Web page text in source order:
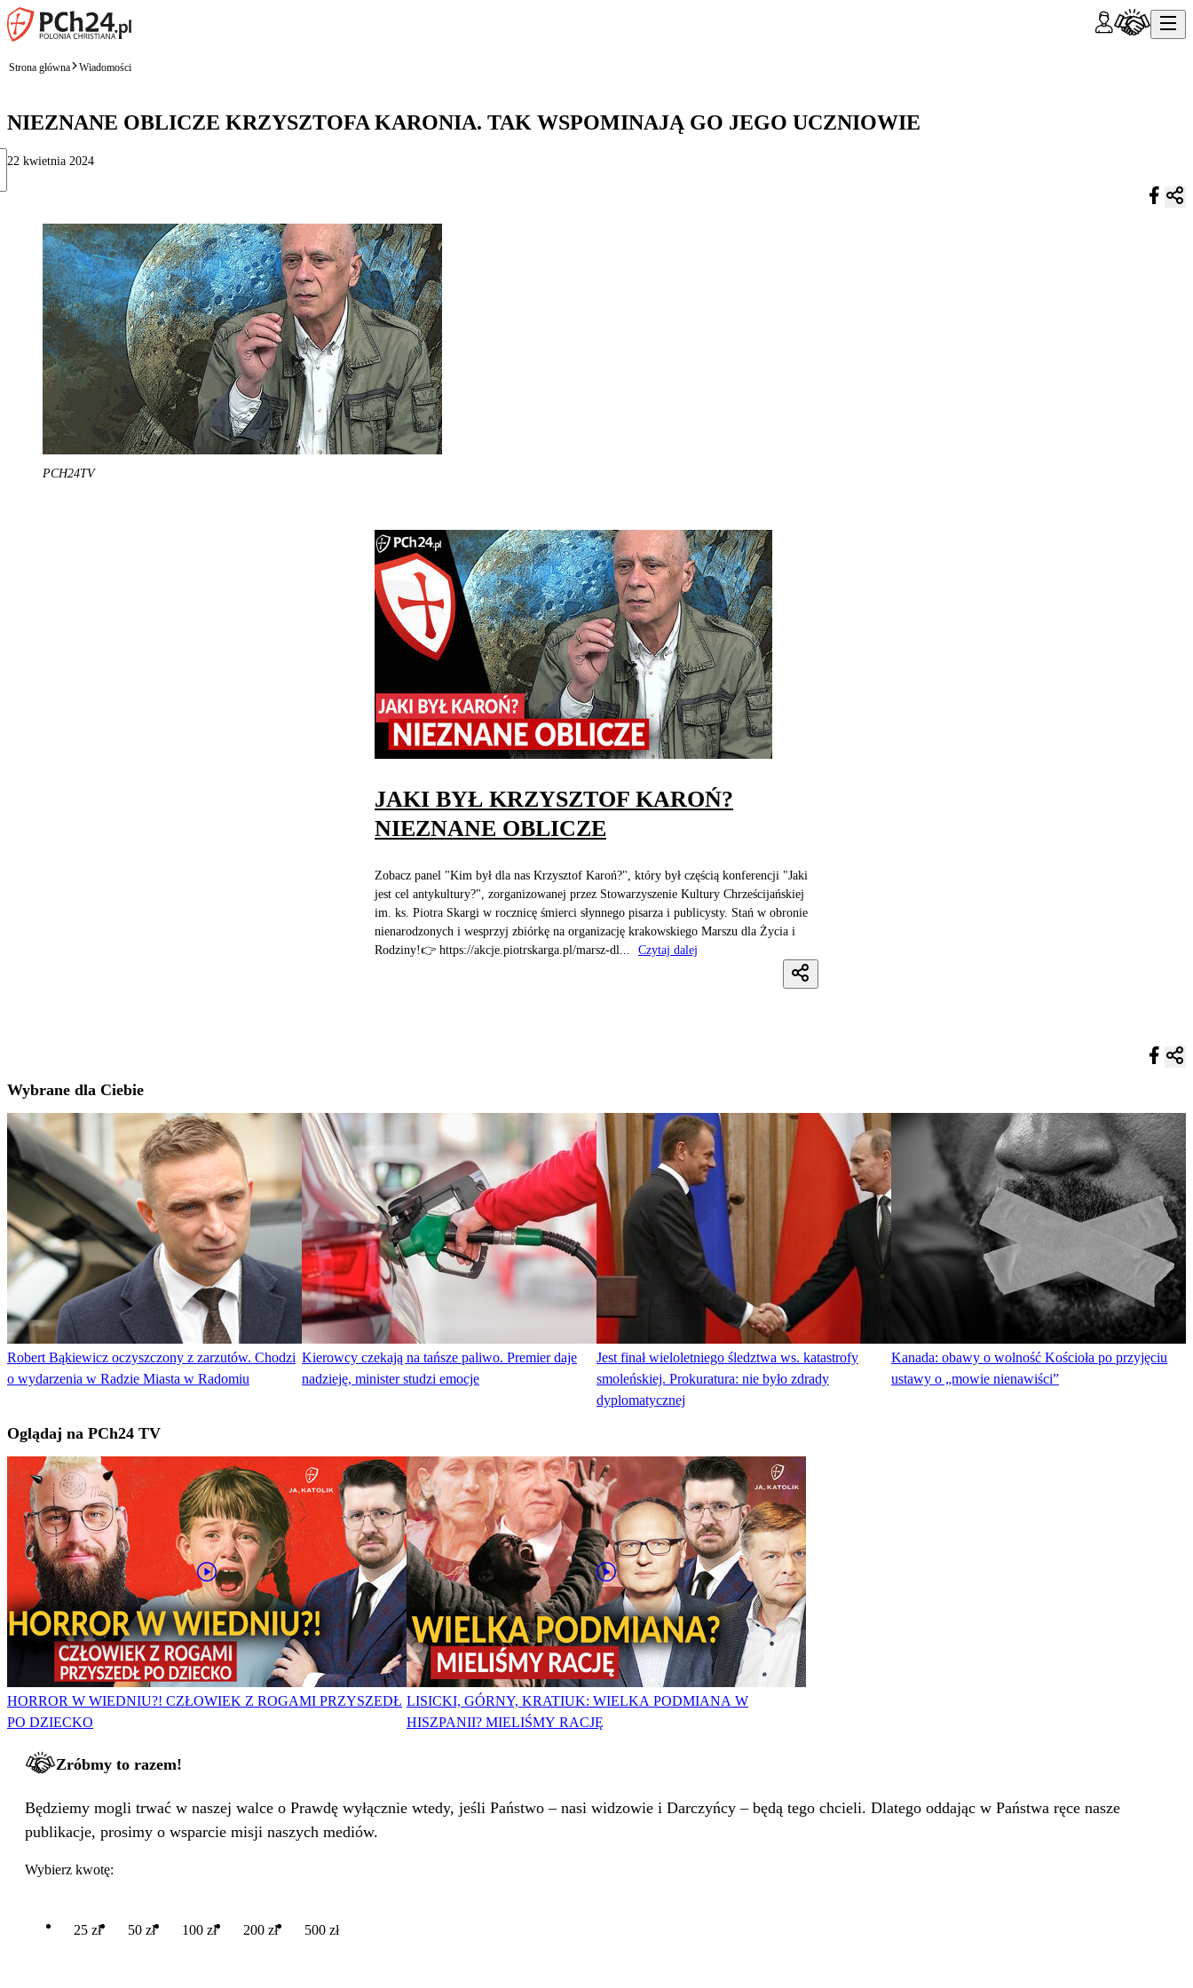
Strona główna Wiadomości
NIEZNANE OBLICZE KRZYSZTOFA KARONIA. TAK WSPOMINAJĄ GO JEGO UCZNIOWIE
22 kwietnia 2024
PCH24TV
JAKI BYŁ KRZYSZTOF KAROŃ?
NIEZNANE OBLICZE
Zobacz panel "Kim był dla nas Krzysztof Karoń?", który był częścią konferencji "Jaki
jest cel antykultury?", zorganizowanej przez Stowarzyszenie Kultury Chrześcijańskiej
im. ks. Piotra Skargi w rocznicę śmierci słynnego pisarza i publicysty. Stań w obronie
nienarodzonych i wesprzyj zbiórkę na organizację krakowskiego Marszu dla Życia i
Rodziny!👉 https://akcje.piotrskarga.pl/marsz-dl...
Czytaj dalej
Wybrane dla Ciebie
Robert Bąkiewicz oczyszczony z zarzutów. Chodzi
o wydarzenia w Radzie Miasta w Radomiu
Kierowcy czekają na tańsze paliwo. Premier daje
nadzieję, minister studzi emocje
Jest finał wieloletniego śledztwa ws. katastrofy
smoleńskiej. Prokuratura: nie było zdrady
dyplomatycznej
Kanada: obawy o wolność Kościoła po przyjęciu
ustawy o „mowie nienawiści”
Oglądaj na PCh24 TV
HORROR W WIEDNIU?! CZŁOWIEK Z ROGAMI PRZYSZEDŁ
PO DZIECKO
LISICKI, GÓRNY, KRATIUK: WIELKA PODMIANA W
HISZPANII? MIELIŚMY RACJĘ
Zróbmy to razem!
Będziemy mogli trwać w naszej walce o Prawdę wyłącznie wtedy, jeśli Państwo – nasi widzowie i Darczyńcy – będą tego chcieli. Dlatego oddając w Państwa ręce nasze
publikacje, prosimy o wsparcie misji naszych mediów.
Wybierz kwotę:
25 zł 50 zł 100 zł 200 zł 500 zł